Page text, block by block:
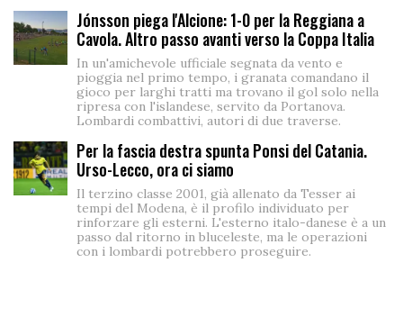
Jónsson piega l'Alcione: 1-0 per la Reggiana a
Cavola. Altro passo avanti verso la Coppa Italia
In un'amichevole ufficiale segnata da vento e
pioggia nel primo tempo, i granata comandano il
gioco per larghi tratti ma trovano il gol solo nella
ripresa con l'islandese, servito da Portanova.
Lombardi combattivi, autori di due traverse.
Per la fascia destra spunta Ponsi del Catania.
Urso-Lecco, ora ci siamo
Il terzino classe 2001, già allenato da Tesser ai
tempi del Modena, è il profilo individuato per
rinforzare gli esterni. L'esterno italo-danese è a un
passo dal ritorno in bluceleste, ma le operazioni
con i lombardi potrebbero proseguire.